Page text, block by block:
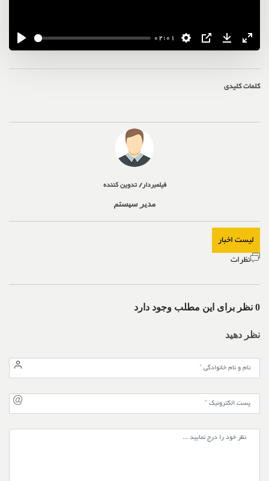
02:01
کلمات کلیدی
فیلمبردار/ تدوین کننده
مدیر سیستم
لیست اخبار
نظرات
0 نظر برای این مطلب وجود دارد
نظر دهید